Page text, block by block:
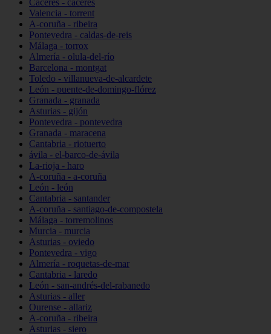
Cáceres - cáceres
Valencia - torrent
A-coruña - ribeira
Pontevedra - caldas-de-reis
Málaga - torrox
Almería - olula-del-río
Barcelona - montgat
Toledo - villanueva-de-alcardete
León - puente-de-domingo-flórez
Granada - granada
Asturias - gijón
Pontevedra - pontevedra
Granada - maracena
Cantabria - riotuerto
ávila - el-barco-de-ávila
La-rioja - haro
A-coruña - a-coruña
León - león
Cantabria - santander
A-coruña - santiago-de-compostela
Málaga - torremolinos
Murcia - murcia
Asturias - oviedo
Pontevedra - vigo
Almería - roquetas-de-mar
Cantabria - laredo
León - san-andrés-del-rabanedo
Asturias - aller
Ourense - allariz
A-coruña - ribeira
Asturias - siero